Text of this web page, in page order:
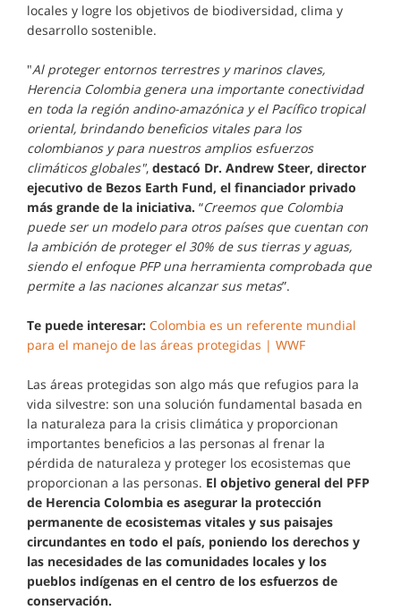
locales y logre los objetivos de biodiversidad, clima y
desarrollo sostenible.
"Al proteger entornos terrestres y marinos claves,
Herencia Colombia genera una importante conectividad
en toda la región andino-amazónica y el Pacífico tropical
oriental, brindando beneficios vitales para los
colombianos y para nuestros amplios esfuerzos
climáticos globales", destacó Dr. Andrew Steer, director
ejecutivo de Bezos Earth Fund, el financiador privado
más grande de la iniciativa. “Creemos que Colombia
puede ser un modelo para otros países que cuentan con
la ambición de proteger el 30% de sus tierras y aguas,
siendo el enfoque PFP una herramienta comprobada que
permite a las naciones alcanzar sus metas”.
Te puede interesar: Colombia es un referente mundial
para el manejo de las áreas protegidas | WWF
Las áreas protegidas son algo más que refugios para la
vida silvestre: son una solución fundamental basada en
la naturaleza para la crisis climática y proporcionan
importantes beneficios a las personas al frenar la
pérdida de naturaleza y proteger los ecosistemas que
proporcionan a las personas. El objetivo general del PFP
de Herencia Colombia es asegurar la protección
permanente de ecosistemas vitales y sus paisajes
circundantes en todo el país, poniendo los derechos y
las necesidades de las comunidades locales y los
pueblos indígenas en el centro de los esfuerzos de
conservación.